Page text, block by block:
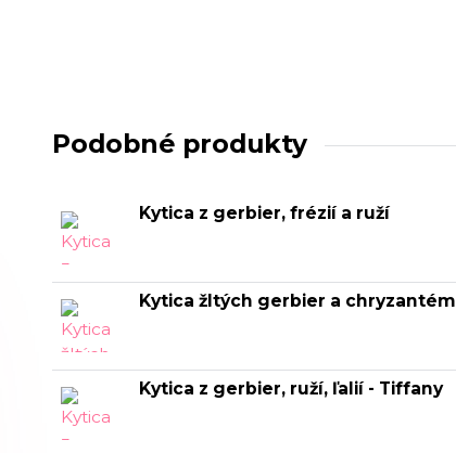
Podobné produkty
Kytica z gerbier, frézií a ruží
Kytica žltých gerbier a chryzantém
Kytica z gerbier, ruží, ľalií - Tiffany